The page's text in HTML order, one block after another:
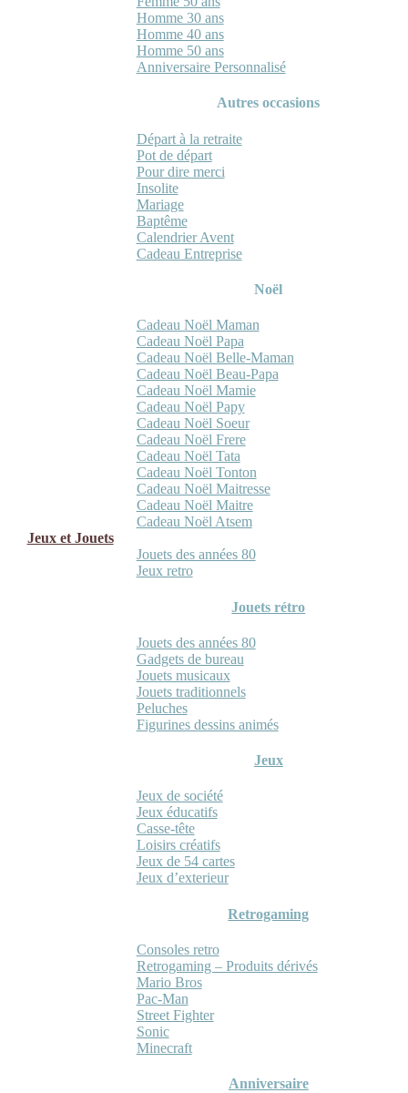
Homme 30 ans
Homme 40 ans
Homme 50 ans
Anniversaire Personnalisé
Autres occasions
Départ à la retraite
Pot de départ
Pour dire merci
Insolite
Mariage
Baptême
Calendrier Avent
Cadeau Entreprise
Noël
Cadeau Noël Maman
Cadeau Noël Papa
Cadeau Noël Belle-Maman
Cadeau Noël Beau-Papa
Cadeau Noël Mamie
Cadeau Noël Papy
Cadeau Noël Soeur
Cadeau Noël Frere
Cadeau Noël Tata
Cadeau Noël Tonton
Cadeau Noël Maitresse
Cadeau Noël Maitre
Cadeau Noël Atsem
Jeux et Jouets
Jouets des années 80
Jeux retro
Jouets rétro
Jouets des années 80
Gadgets de bureau
Jouets musicaux
Jouets traditionnels
Peluches
Figurines dessins animés
Jeux
Jeux de société
Jeux éducatifs
Casse-tête
Loisirs créatifs
Jeux de 54 cartes
Jeux d’exterieur
Retrogaming
Consoles retro
Retrogaming – Produits dérivés
Mario Bros
Pac-Man
Street Fighter
Sonic
Minecraft
Anniversaire